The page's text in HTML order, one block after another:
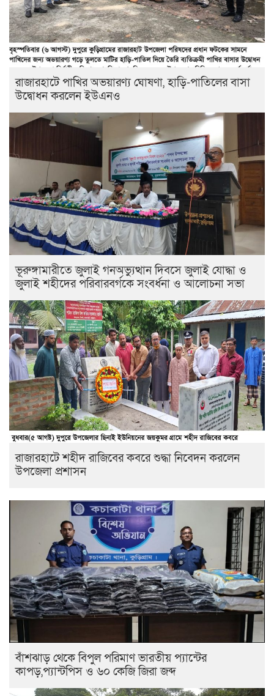
রাজারহাটে পাখির অভয়ারণ্য ঘোষণা, হাড়ি-পাতিলের বাসা
উদ্বোধন করলেন ইউএনও
ভূরুঙ্গামারীতে জুলাই গনঅভ্যুত্থান দিবসে জুলাই যোদ্ধা ও
জুলাই শহীদের পরিবারবর্গকে সংবর্ধনা ও আলোচনা সভা
রাজারহাটে শহীদ রাজিবের কবরে শুদ্ধা নিবেদন করলেন
উপজেলা প্রশাসন
বাঁশঝাড় থেকে বিপুল পরিমাণ ভারতীয় প্যান্টের
কাপড়,প্যান্টপিস ও ৬০ কেজি জিরা জব্দ